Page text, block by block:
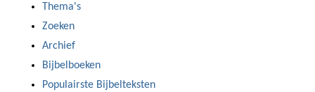
Thema's
Zoeken
Archief
Bijbelboeken
Populairste Bijbelteksten